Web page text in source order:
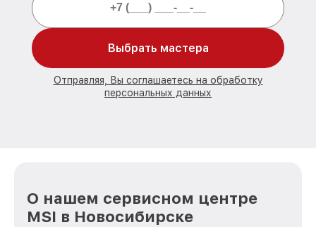
Выбрать мастера
Отправляя, Вы соглашаетесь на обработку
персональных данных
О нашем сервисном центре
MSI в Новосибирске